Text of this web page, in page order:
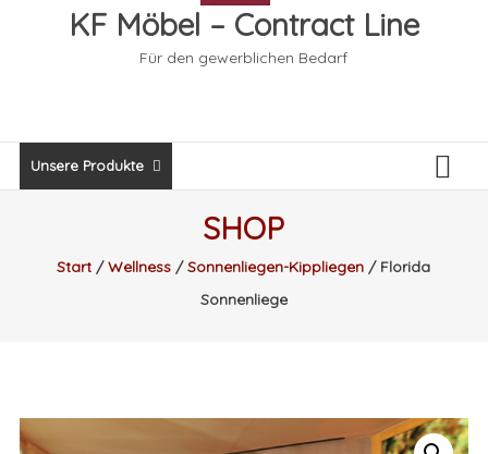
KF Möbel – Contract Line
Für den gewerblichen Bedarf
Unsere Produkte
SHOP
Start /Wellness /Sonnenliegen-Kippliegen / Florida
Sonnenliege